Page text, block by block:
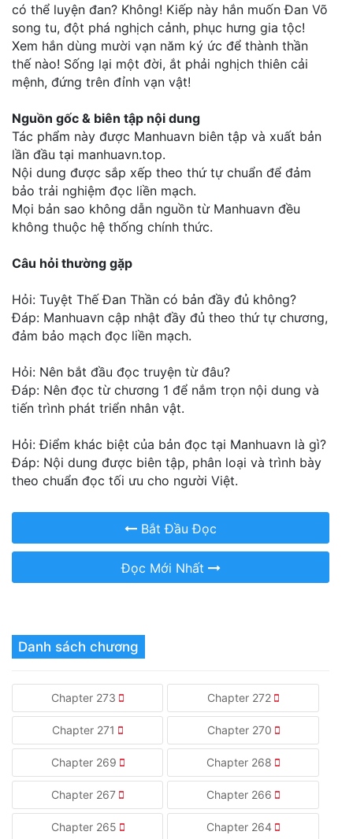
Đô Thị
Tin
Tức
App
có thể luyện đan? Không! Kiếp này hắn muốn Đan Võ
song tu, đột phá nghịch cảnh, phục hưng gia tộc!
Xem hắn dùng mười vạn năm ký ức để thành thần
thế nào! Sống lại một đời, ắt phải nghịch thiên cải
mệnh, đứng trên đỉnh vạn vật!
Nguồn gốc & biên tập nội dung
Tác phẩm này được Manhuavn biên tập và xuất bản
lần đầu tại manhuavn.top.
Nội dung được sắp xếp theo thứ tự chuẩn để đảm
bảo trải nghiệm đọc liền mạch.
Mọi bản sao không dẫn nguồn từ Manhuavn đều
không thuộc hệ thống chính thức.
Câu hỏi thường gặp
Hỏi: Tuyệt Thế Đan Thần có bản đầy đủ không?
Đáp: Manhuavn cập nhật đầy đủ theo thứ tự chương,
đảm bảo mạch đọc liền mạch.
Hỏi: Nên bắt đầu đọc truyện từ đâu?
Đáp: Nên đọc từ chương 1 để nắm trọn nội dung và
tiến trình phát triển nhân vật.
Hỏi: Điểm khác biệt của bản đọc tại Manhuavn là gì?
Đáp: Nội dung được biên tập, phân loại và trình bày
theo chuẩn đọc tối ưu cho người Việt.
Bắt Đầu Đọc
Đọc Mới Nhất
Danh sách chương
Chapter 273 Chapter 272
Chapter 271 Chapter 270
Chapter 269 Chapter 268
Chapter 267 Chapter 266
Chapter 265 Chapter 264